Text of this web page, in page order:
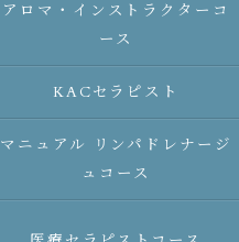
アロマ・インストラクターコ
ース
KACセラピスト
マニュアル リンパドレナージ
ュコース